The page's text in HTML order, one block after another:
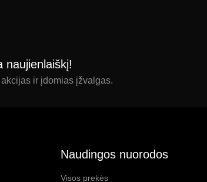
naujienlaiškį!
ir įdomias įžvalgas.
Naudingos nuorodos
Visos prekės